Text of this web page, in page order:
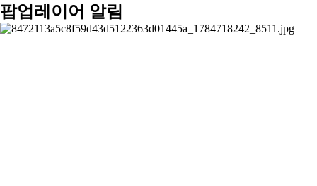
팝업레이어 알림